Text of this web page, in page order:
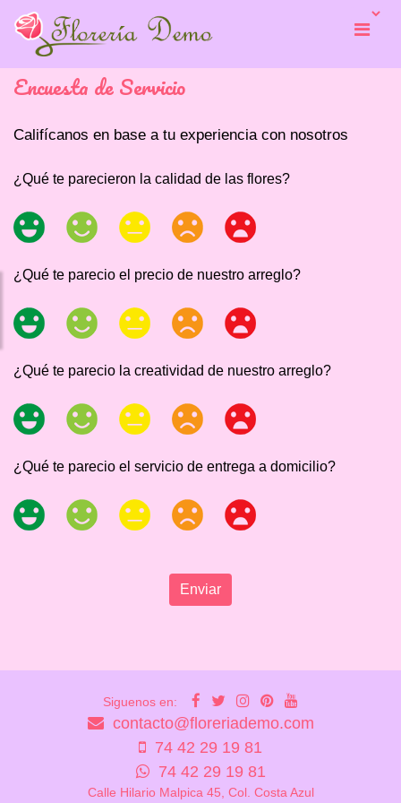
Encuesta de Servicio
Califícanos en base a tu experiencia con nosotros
¿Qué te parecieron la calidad de las flores?
¿Qué te parecio el precio de nuestro arreglo?
¿Qué te parecio la creatividad de nuestro arreglo?
¿Qué te parecio el servicio de entrega a domicilio?
Enviar
Siguenos en:
contacto@floreriademo.com
74 42 29 19 81
74 42 29 19 81
Calle Hilario Malpica 45, Col. Costa Azul